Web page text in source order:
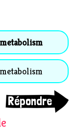
Répondre